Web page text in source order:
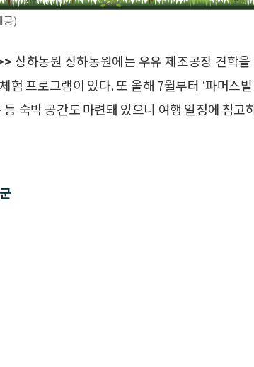
공)
상하농원 상하농원에는 우유 제조공장 견학
험 프로그램이 있다. 또 올해 7월부터 ‘파머스
등 숙박 공간도 마련돼 있으니 여행 일정에 참고